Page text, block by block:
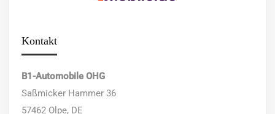
Kontakt
B1-Automobile OHG
Saßmicker Hammer 36
57462 Olpe, DE